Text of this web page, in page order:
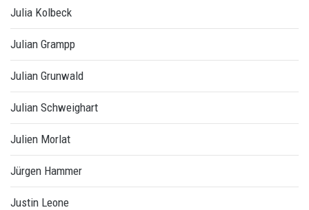
Julia Kolbeck
Julian Grampp
Julian Grunwald
Julian Schweighart
Julien Morlat
Jürgen Hammer
Justin Leone